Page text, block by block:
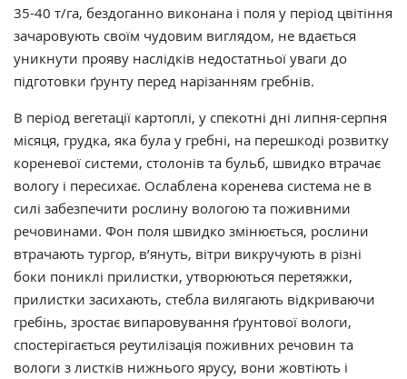
35-40 т/га, бездоганно виконана і поля у період цвітіння
зачаровують своїм чудовим виглядом, не вдається
уникнути прояву наслідків недостатньої уваги до
підготовки ґрунту перед нарізанням гребнів.
В період вегетації картоплі, у спекотні дні липня-серпня
місяця, грудка, яка була у гребні, на перешкоді розвитку
кореневої системи, столонів та бульб, швидко втрачає
вологу і пересихає. Ослаблена коренева система не в
силі забезпечити рослину вологою та поживними
речовинами. Фон поля швидко змінюється, рослини
втрачають тургор, в’януть, вітри викручують в різні
боки пониклі прилистки, утворюються перетяжки,
прилистки засихають, стебла вилягають відкриваючи
гребінь, зростає випаровування ґрунтової вологи,
спостерігається реутилізація поживних речовин та
вологи з листків нижнього ярусу, вони жовтіють і